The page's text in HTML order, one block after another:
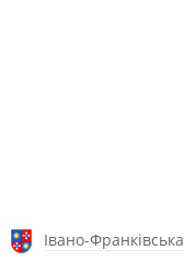
Івано-Франківська